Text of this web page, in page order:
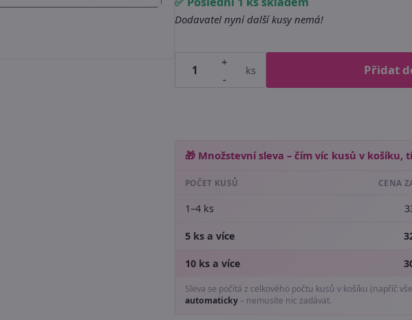
Dodavatel nyní další kusy nemá!
+
-
ks Přidat
🎁 Množstevní sleva – čím víc kusů v košíku,
POČET KUSŮ CENA
1–4 ks
5 ks a více
10 ks a více
Sleva se počítá z celkového počtu kusů v košíku (napříč
automaticky– nemusíte nic zadávat.